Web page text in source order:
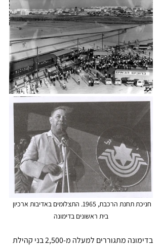
חניכת תחנת הרכבת, 1965. התצלומים באדיבות ארכיון
בית ראשונים בדימונה
בדימונה מתגוררים למעלה מ-2,500 בני קהילת